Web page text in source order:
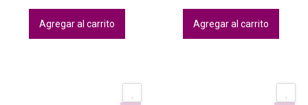
Agregar al carrito Agregar al carrito